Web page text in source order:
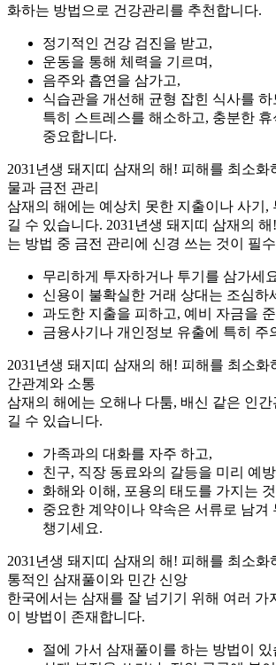
화하는 방법으로 건강관리를 추천합니다.
정기적인 건강 검진을 받고,
운동을 통해 체력을 기르며,
음주와 흡연을 삼가고,
식습관을 개선해 균형 잡힌 식사를 하
특히 스트레스를 해소하고, 충분한 휴
중요합니다.
2031년생 돼지띠 삼재의 해! 피해를 최소화
물과 금전 관리
삼재의 해에는 예상치 못한 지출이나 사기,
길 수 있습니다. 2031년생 돼지띠 삼재의
는 방법 중 금전 관리에 신경 쓰는 것이 필
무리하게 투자하거나 투기를 삼가세
신용이 불확실한 거래 상대는 조심하
과도한 지출을 피하고, 예비 자금을
금융사기나 개인정보 유출에 특히 주
2031년생 돼지띠 삼재의 해! 피해를 최소화
간관계와 소통
삼재의 해에는 오해나 다툼, 배신 같은 인
길 수 있습니다.
가족과의 대화를 자주 하고,
친구, 직장 동료와의 갈등을 미리 예
화해와 이해, 포용의 태도를 가지는
중요한 계약이나 약속은 서류로 남겨
챙기세요.
2031년생 돼지띠 삼재의 해! 피해를 최소화
통적인 삼재풀이와 민간 신앙
한국에서는 삼재를 잘 넘기기 위해 여러 가
이 방법이 존재합니다.
절에 가서 삼재풀이를 하는 방법이 있